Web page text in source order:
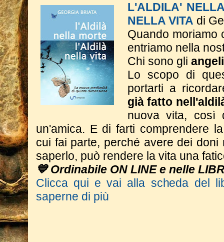
L'ALDILA'
NELLA VITA di
Quando moriamo
entriamo nella
Chi sono gli angeli
Lo scopo di
portarti a
già fatto
nuova vita, così
un'amica. E di farti comprendere
cui fai parte, perché avere dei doni
saperlo, può rendere la vita una
💙 Ordinabile ON LINE e nelle
Clicca qui e vai alla scheda del
saperne di più